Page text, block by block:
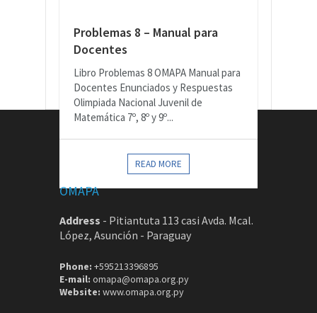
Problemas 8 – Manual para
Docentes
Libro Problemas 8 OMAPA Manual para
Docentes Enunciados y Respuestas
Olimpiada Nacional Juvenil de
Matemática 7º, 8º y 9º...
READ MORE
OMAPA
Address - Pitiantuta 113 casi Avda. Mcal.
López, Asunción - Paraguay
Phone: +595213396895
E-mail: omapa@omapa.org.py
Website: www.omapa.org.py